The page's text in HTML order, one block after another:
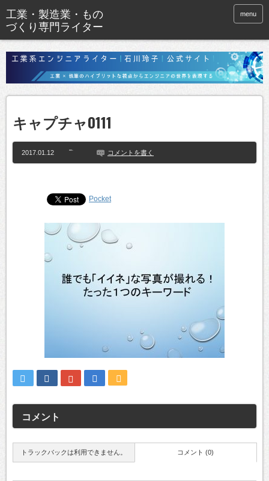
menu
キャプチャ0111
2017.01.12 コメントを書く
Pocket
コメント
トラックバックは利用できません。 コメント (0)